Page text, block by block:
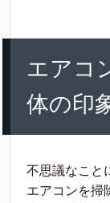
エアコ
体の印
不思議なこと
エアコンを掃